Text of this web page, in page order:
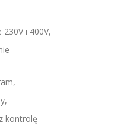
i 400V,
kontrolę